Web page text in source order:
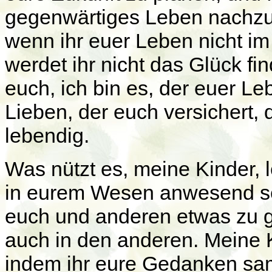
gegenwärtiges Leben
wenn ihr euer Leben nicht
werdet ihr nicht das Glück
euch, ich bin es, der euer
Lieben, der euch versichert,
lebendig.
Was nützt es, meine
in eurem Wesen anwesend
euch und anderen etwas zu
auch in den anderen. Meine
indem ihr eure Gedanken